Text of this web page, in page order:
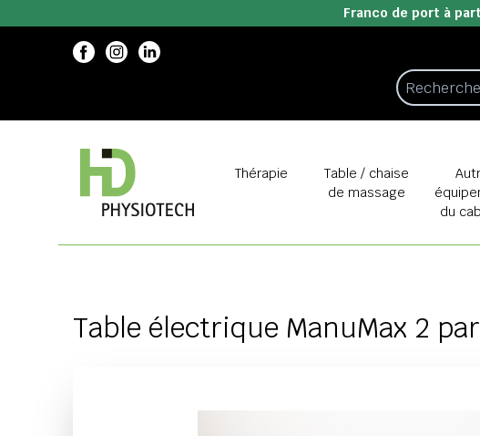
Franco de port à
Thérapie
Table / chaise
de massage
du
Table électrique ManuMax 2